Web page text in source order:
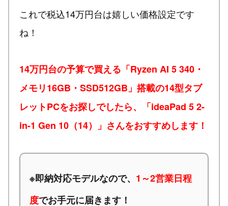
これで税込14万円台は嬉しい価格設定です
ね！
14万円台の予算で買える「Ryzen AI 5 340・
メモリ16GB・SSD512GB」搭載の14型タブ
レットPCをお探しでしたら、「ideaPad 5 2-
in-1 Gen 10（14）」さんをおすすめします！
※即納対応モデルなので、 1～2営業日程
度でお手元に届きます！